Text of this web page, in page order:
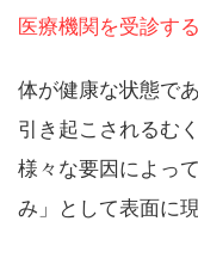
医療機関を受診す
体が健康な状態で
引き起こされるむ
様々な要因によっ
み」として表面に現